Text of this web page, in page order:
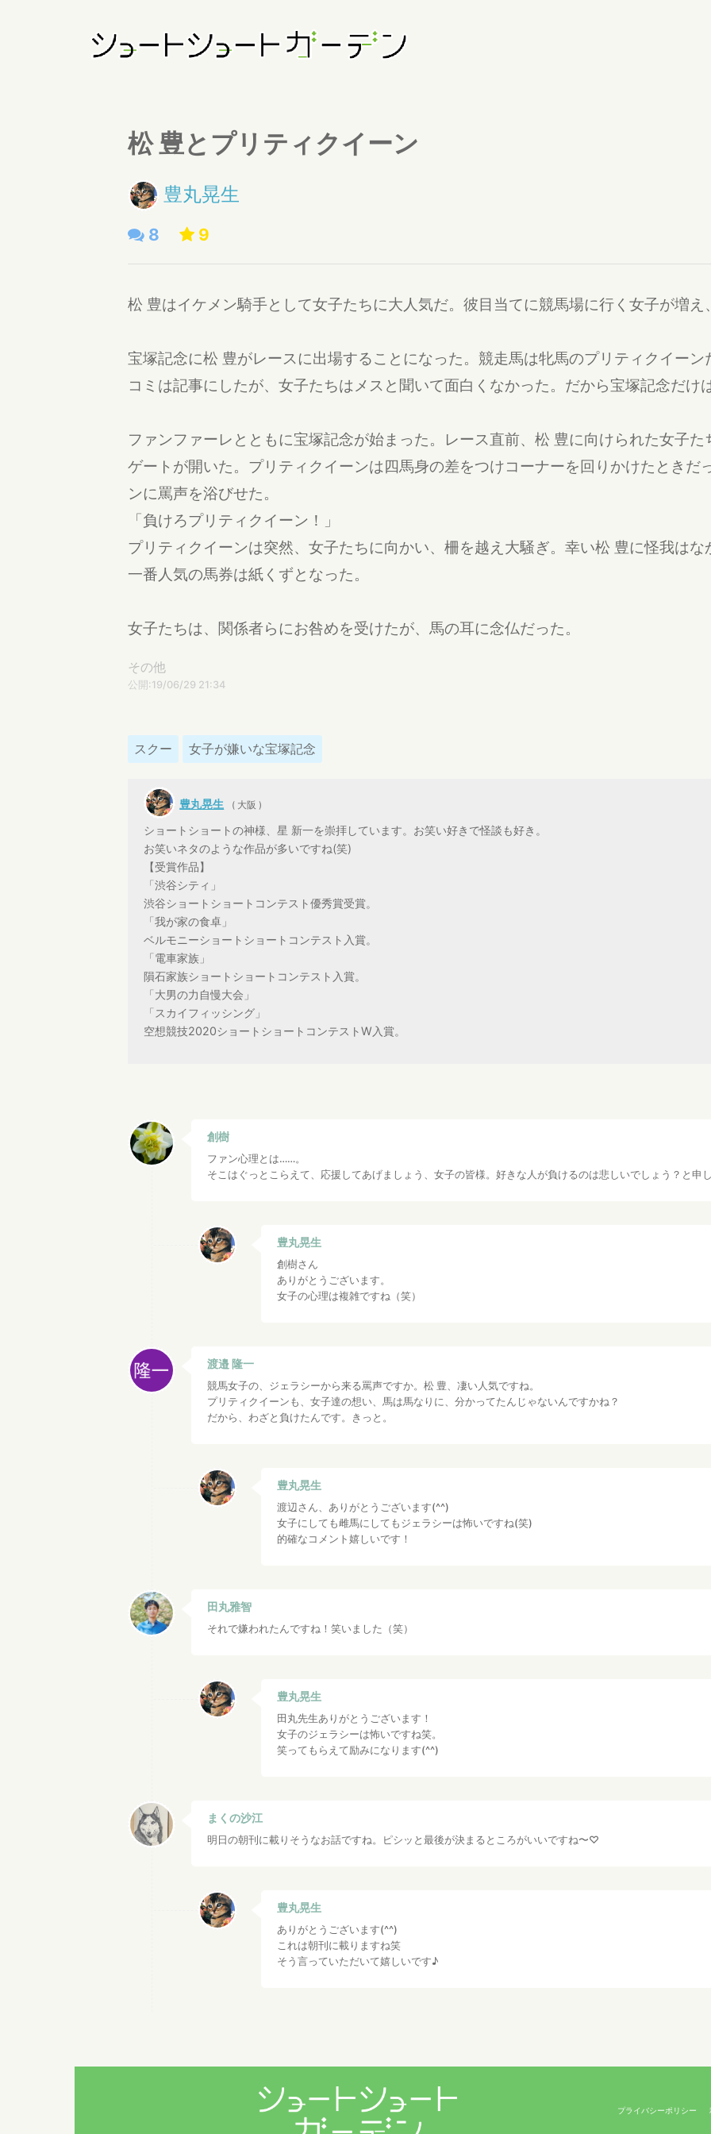
松 豊とプリティクイーン
豊丸晃生
8 9
松 豊はイケメン騎手として女子たちに大人気だ。彼目当てに競馬場に行く女子が増え
宝塚記念に松 豊がレースに出場することになった。競走馬は牝馬のプリティクイー
コミは記事にしたが、女子たちはメスと聞いて面白くなかった。だから宝塚記念だけ
ファンファーレとともに宝塚記念が始まった。レース直前、松 豊に向けられた女子た
ゲートが開いた。プリティクイーンは四馬身の差をつけコーナーを回りかけたときだ
ンに罵声を浴びせた。
「負けろプリティクイーン！」
プリティクイーンは突然、女子たちに向かい、柵を越え大騒ぎ。幸い松 豊に怪我はな
一番人気の馬券は紙くずとなった。
女子たちは、関係者らにお咎めを受けたが、馬の耳に念仏だった。
その他
公開:19/06/29 21:34
スクー 女子が嫌いな宝塚記念
豊丸晃生 ( 大阪 )
ショートショートの神様、星 新一を崇拝しています。お笑い好きで怪談も好き。
お笑いネタのような作品が多いですね(笑)
【受賞作品】
「渋谷シティ」
渋谷ショートショートコンテスト優秀賞受賞。
「我が家の食卓」
ベルモニーショートショートコンテスト入賞。
「電車家族」
隕石家族ショートショートコンテスト入賞。
「大男の力自慢大会」
「スカイフィッシング」
空想競技2020ショートショートコンテストW入賞。
創樹
ファン心理とは……。
そこはぐっとこらえて、応援してあげましょう、女子の皆様。好きな人が負けるのは悲しいでしょう？と申
豊丸晃生
創樹さん
ありがとうございます。
女子の心理は複雑ですね（笑）
渡邉 隆一
競馬女子の、ジェラシーから来る罵声ですか。松 豊、凄い人気ですね。
プリティクイーンも、女子達の想い、馬は馬なりに、分かってたんじゃないんですかね？
だから、わざと負けたんです。きっと。
豊丸晃生
渡辺さん、ありがとうございます(^^)
女子にしても雌馬にしてもジェラシーは怖いですね(笑)
的確なコメント嬉しいです！
田丸雅智
それで嫌われたんですね！笑いました（笑）
豊丸晃生
田丸先生ありがとうございます！
女子のジェラシーは怖いですね笑。
笑ってもらえて励みになります(^^)
まくの沙江
明日の朝刊に載りそうなお話ですね。ピシッと最後が決まるところがいいですね〜♡
豊丸晃生
ありがとうございます(^^)
これは朝刊に載りますね笑
そう言っていただいて嬉しいです♪
プライバシーポリシー